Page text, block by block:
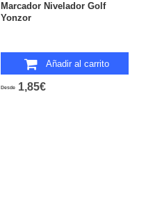
Marcador Nivelador Golf
Yonzor
Añadir al carrito
Desde 1,85€